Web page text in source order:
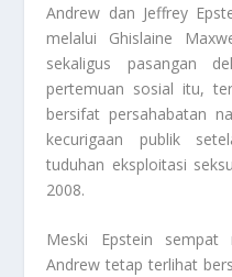
Andrew dan Jeffrey
melalui Ghislaine
sekaligus pasangan
pertemuan sosial itu,
bersifat persahabatan
kecurigaan publik
tuduhan eksploitasi
2008.
Meski Epstein sempat
Andrew tetap terlihat